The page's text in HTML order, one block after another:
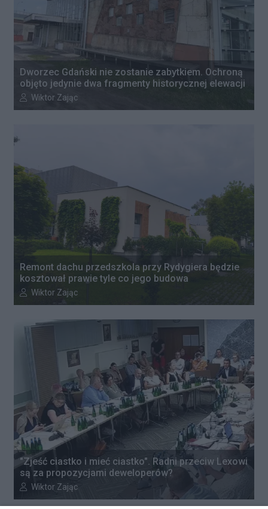
Dworzec Gdański nie zostanie zabytkiem. Ochroną
objęto jedynie dwa fragmenty historycznej elewacji
Autor artykułu:
Wiktor Zając
Remont dachu przedszkola przy Rydygiera będzie
kosztował prawie tyle co jego budowa
Autor artykułu:
Wiktor Zając
"Zjeść ciastko i mieć ciastko". Radni przeciw Lexowi
są za propozycjami deweloperów?
Autor artykułu:
Wiktor Zając